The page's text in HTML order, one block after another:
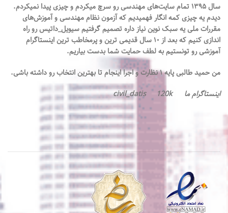
سال ۱۳۹۵ تمام سایت‌های مهندسی رو سرچ میکردم و چیزی پیدا نمیکردم.
دیدم یه چیزی کمه انگار فهميديم که آزمون نظام مهندسی و آموزش‌های
مقررات‌ ملی یه سبک نوین نیاز داره تصميم گرفتيم سیویل_داتیس رو راه
اندازی کنیم که بعد از ۱۰ سال قدیمی ترين و پرمخاطب ترین اینستاگرام
آموزشی رو تونستیم به لطف حمایت شما بدست بیاریم.
من حمید طالبی پایه ۱ نظارت و اجرا اینجام تا بهترین انتخاب رو داشته باشی.
اینستاگرام ما civil_datis 120k